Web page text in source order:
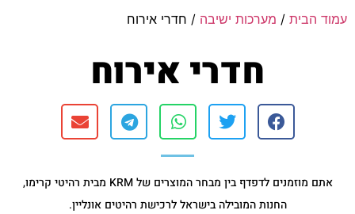
עמוד הבית / מערכות ישיבה / חדרי אירוח
חדרי אירוח
אתם מוזמנים לדפדף בין מבחר המוצרים של KRM מבית רהיטי קרימו,
החנות המובילה בישראל לרכישת רהיטים אונליין.